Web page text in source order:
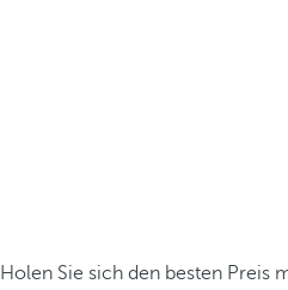
Holen Sie sich den besten Preis